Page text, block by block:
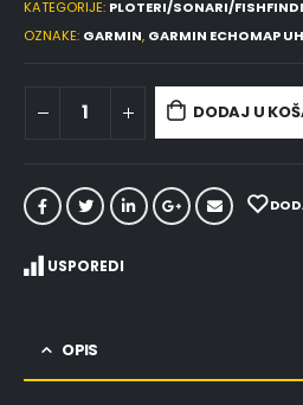
KATEGORIJE: PLOTERI/SONARI/
OZNAKE: GARMIN, GARMIN ECHOMAP
DODAJ U
USPOREDI
OPIS